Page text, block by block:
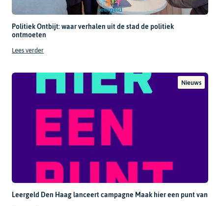
Politiek Ontbijt: waar verhalen uit de stad de politiek
ontmoeten
Lees verder
Nieuws
Leergeld Den Haag lanceert campagne Maak hier een punt van